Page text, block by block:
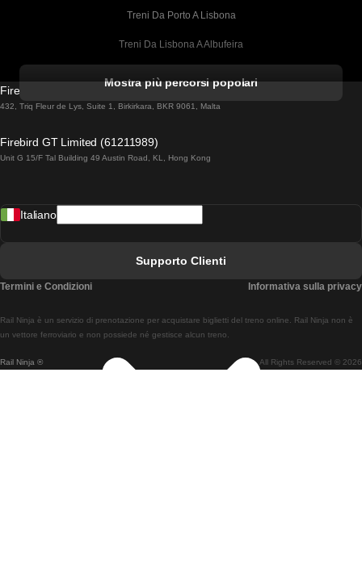
Treni Da Porto A Lisbona
Treni Da Lisbona A Albufeira
Treni Da Lisbona A Lagos
Treni Da Lisbona A Madrid
Treni Da Lisbon A Braga
Treni Da Braga A Lisbona
Mostra più percorsi popolari
Firebird GT Limited (OC 1451)
432, Triq Fleur de Lys, Suite 1, Birkirkara, BKR 9061, Malta
Firebird GT Limited (61211989)
Unit G 15/F Tal Building 49 Austin Road, KL, Hong Kong
Rail Ninja ® All Rights Reserved © 2026
Rail Ninja è un servizio di prenotazione per acquistare biglietti del treno online. Rail Ninja non è
un vettore ferroviario e non possiede né gestisce alcun treno.
Italiano
Supporto Clienti
Termini e Condizioni Informativa sulla privacy